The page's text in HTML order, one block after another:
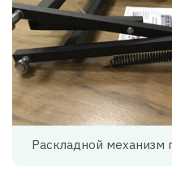
Раскладной механизм